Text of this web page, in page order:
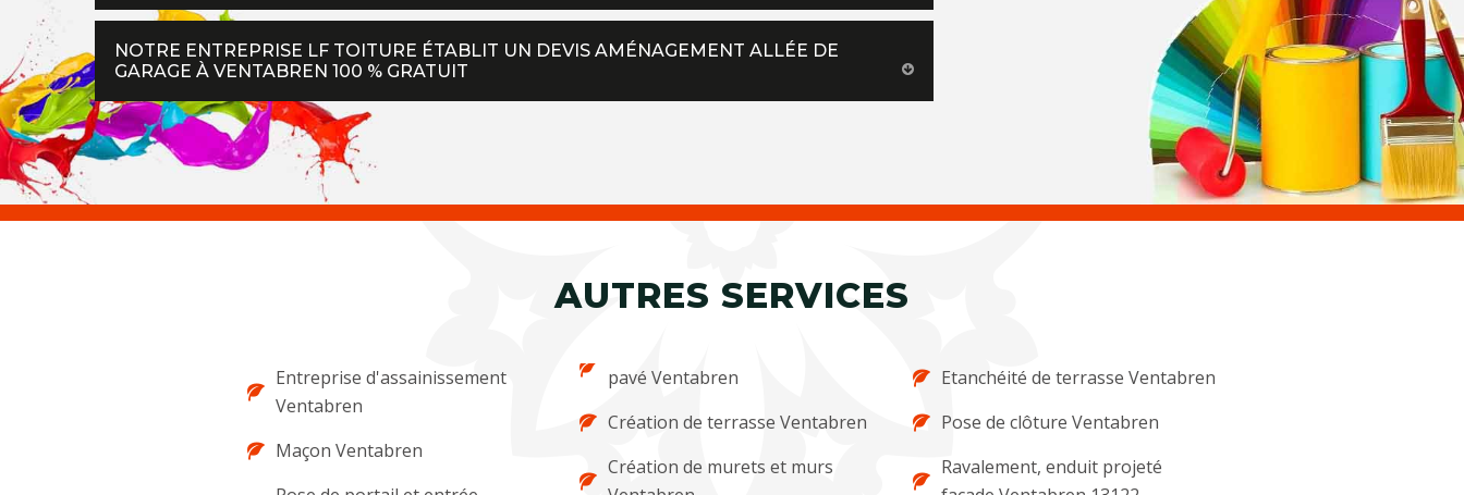
NOTRE ENTREPRISE LF TOITURE ÉTABLIT UN DEVIS AMÉNAGEMENT ALLÉE DE
GARAGE À VENTABREN 100 % GRATUIT
AUTRES SERVICES
Entreprise d'assainissement
Ventabren
Maçon Ventabren
pavé Ventabren
Création de terrasse Ventabren
Création de murets et murs
Etanchéité de terrasse Ventabren
Pose de clôture Ventabren
Ravalement, enduit projeté